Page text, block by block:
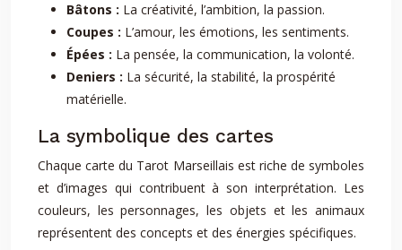
Bâtons : La créativité, l’ambition, la passion.
Coupes : L’amour, les émotions, les sentiments.
Épées : La pensée, la communication, la volonté.
Deniers : La sécurité, la stabilité, la prospérité
matérielle.
La symbolique des cartes
Chaque carte du Tarot Marseillais est riche de symboles
et d’images qui contribuent à son interprétation. Les
couleurs, les personnages, les objets et les animaux
représentent des concepts et des énergies spécifiques.